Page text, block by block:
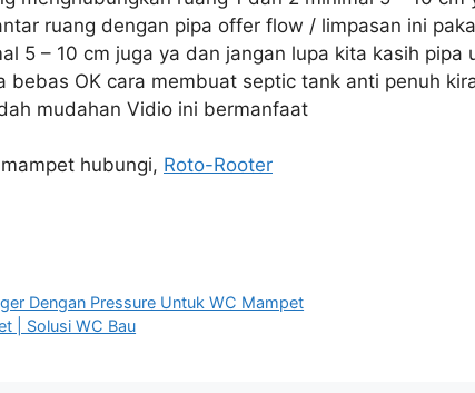
ruang dengan pipa offer flow / limpasan ini
5 – 10 cm juga ya dan jangan lupa kita kasih pipa
bebas OK cara membuat septic tank anti penuh
mudahan Vidio ini bermanfaat
hubungi, Roto-Rooter
Dengan Pressure Untuk WC Mampet
| Solusi WC Bau